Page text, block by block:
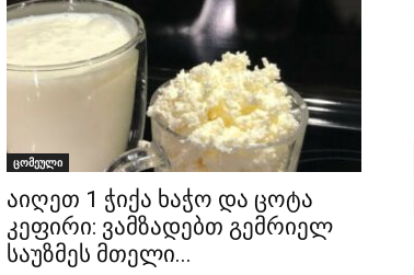
ცომეული
აიღეთ 1 ჭიქა ხაჭო და ცოტა
კეფირი: ვამზადებთ გემრიელ
საუზმეს მთელი...